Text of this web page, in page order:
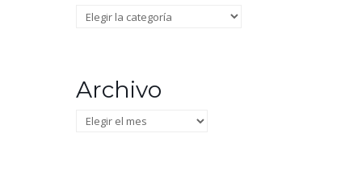
Categorías
Archivo
Archivo